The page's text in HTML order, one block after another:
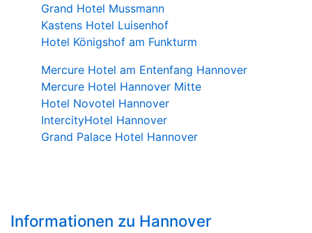
Grand Hotel Mussmann
Kastens Hotel Luisenhof
Hotel Königshof am Funkturm
Mercure Hotel am Entenfang Hannover
Mercure Hotel Hannover Mitte
Hotel Novotel Hannover
IntercityHotel Hannover
Grand Palace Hotel Hannover
Informationen zu Hannover